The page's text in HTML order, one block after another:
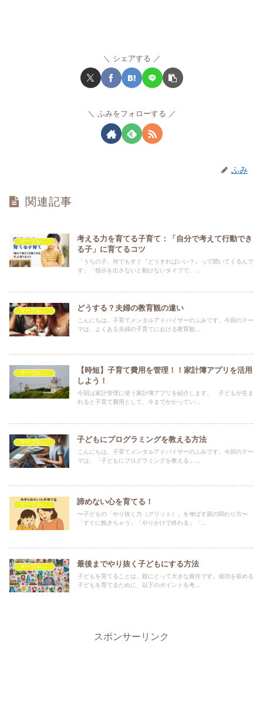
シェアする
ふみをフォローする
ふみ
関連記事
考える力を育てる子育て：「自分で考えて行動でき
る子」に育てるコツ
「うちの子、何でもすぐ『どうすればいい？』って聞いてくるんで
す」「指示を出さないと動けないタイプで、...
どうする？夫婦の教育観の違い
こんにちは。子育てメンタルアドバイザーのふみです。今回のテー
マは、よくある夫婦の子育てにおける教育観...
【時短】子育て費用を管理！！家計簿アプリを活用
しよう！
今回は家計管理に使う家計簿アプリを紹介します。 子どもが生ま
れると子育て費用として、今までかかってい...
子どもにプログラミングを教える方法
こんにちは。子育てメンタルアドバイザーのふみです。今回のテー
マは、「子どもにプログラミングを教える」...
諦めない心を育てる！
〜子どもの「やり抜く力（グリット）」を伸ばす親の関わり方〜
「すぐに飽きちゃう」「やりかけで終わる」「...
最後までやり抜く子どもにする方法
子どもを育てることは、親にとって大きな責任です。成功を収める
子どもを育てるために、以下のポイントを考...
スポンサーリンク